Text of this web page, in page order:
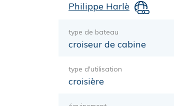
Philippe Harlè
type de bateau
croiseur de cabine
type d'utilisation
croisière